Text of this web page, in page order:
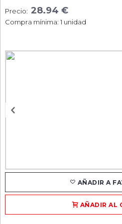
Precio: 28.94 €
Compra mínima: 1 unidad
AÑADIR A
AÑADIR AL